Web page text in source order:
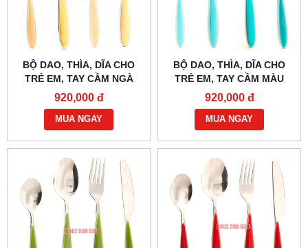
BỘ DAO, THÌA, DĨA CHO
TRẺ EM, TAY CẦM NGÀ
920,000 đ
MUA NGAY
BỘ DAO, THÌA, DĨA CHO
TRẺ EM, TAY CẦM MÀU
XANH DƯƠNG
920,000 đ
MUA NGAY